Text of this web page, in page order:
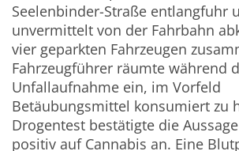
Seelenbinder-Straße entlangfuhr
unvermittelt von der Fahrbahn
vier geparkten Fahrzeugen
Fahrzeugführer räumte während
Unfallaufnahme ein, im Vorfeld
Betäubungsmittel konsumiert zu
Drogentest bestätigte die
positiv auf Cannabis an. Eine